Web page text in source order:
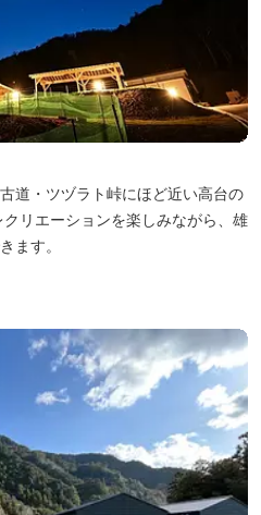
道・ツヅラト峠にほど近い高台の
リエーションを楽しみながら、雄
ます。